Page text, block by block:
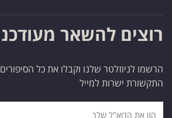
רוצים להשאר
הרשמו לניוזלטר שלנו וקבלו את כל
התקשורת ישרות למייל